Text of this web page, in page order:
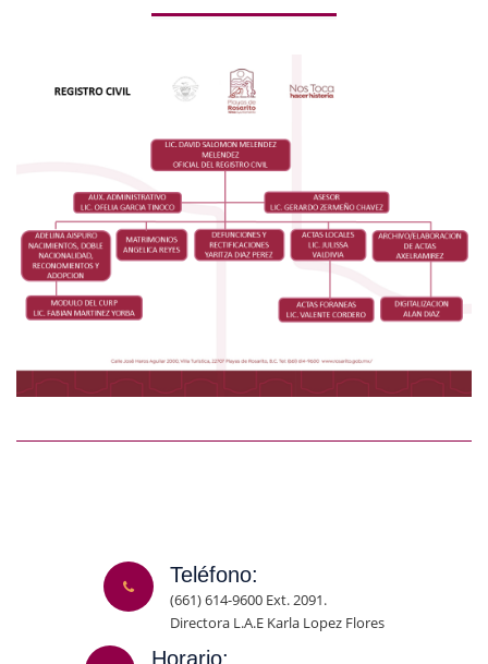
Teléfono:
(661) 614-9600 Ext. 2091.
Directora L.A.E Karla Lopez Flores
Horario: